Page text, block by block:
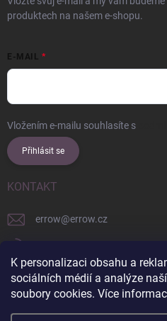
K personalizaci obsahu a
sociálních médií a analýze
soubory cookies. Více
produktech na našem e-shopu.
E-MAIL
Vložením e-mailu souhlasíte s
Přihlásit se
KONTAKT
errow@errow.cz
explore/locations/